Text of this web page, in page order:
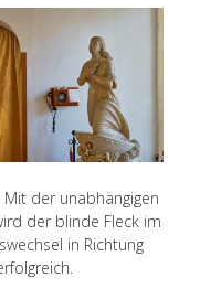
der unabhängigen
der blinde Fleck im
in Richtung